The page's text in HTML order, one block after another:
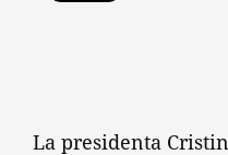
La presidenta